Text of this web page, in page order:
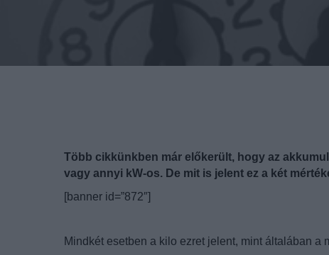
Több cikkünkben már előkerült, hogy az
vagy annyi kW-os. De mit is jelent ez a két
[banner id=”872″]
Mindkét esetben a kilo ezret jelent, mint általában